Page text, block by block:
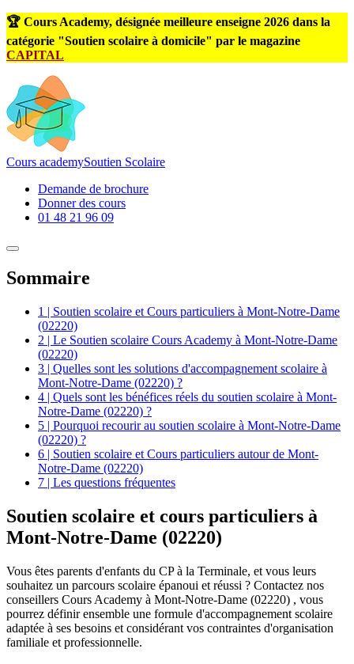
🏆 Cours Academy, désignée meilleure enseigne 2026 dans la
catégorie "Soutien scolaire à domicile" par le magazine
CAPITAL
Cours academySoutien Scolaire
Demande de brochure
Donner des cours
01 48 21 96 09
Sommaire
1 | Soutien scolaire et Cours particuliers à Mont-Notre-Dame
(02220)
2 | Le Soutien scolaire Cours Academy à Mont-Notre-Dame
(02220)
3 | Quelles sont les solutions d'accompagnement scolaire à
Mont-Notre-Dame (02220) ?
4 | Quels sont les bénéfices réels du soutien scolaire à Mont-
Notre-Dame (02220) ?
5 | Pourquoi recourir au soutien scolaire à Mont-Notre-Dame
(02220) ?
6 | Soutien scolaire et Cours particuliers autour de Mont-
Notre-Dame (02220)
7 | Les questions fréquentes
Soutien scolaire et cours particuliers à
Mont-Notre-Dame (02220)
Vous êtes parents d'enfants du CP à la Terminale, et vous leurs
souhaitez un parcours scolaire épanoui et réussi ? Contactez nos
conseillers Cours Academy à Mont-Notre-Dame (02220) , vous
pourrez définir ensemble une formule d'accompagnement scolaire
adaptée à ses besoins et considérant vos contraintes d'organisation
familiale et professionnelle.